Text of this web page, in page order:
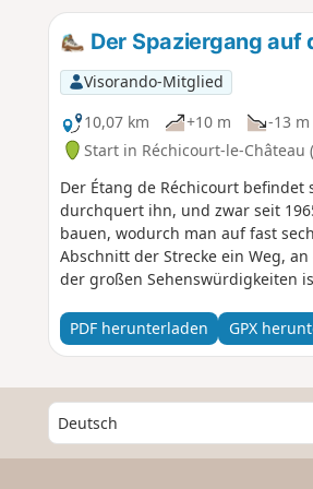
Der Spaziergang auf
Visorando-Mitglied
10,07 km
+10 m -13 m
Start in Réchicourt-le-Château
Der Étang de Réchicourt
durchquert ihn, und zwar seit
bauen, wodurch man auf fast
Abschnitt der Strecke ein Weg,
der großen Sehenswürdigkeiten
PDF herunterladen
GPX
W
ä
h